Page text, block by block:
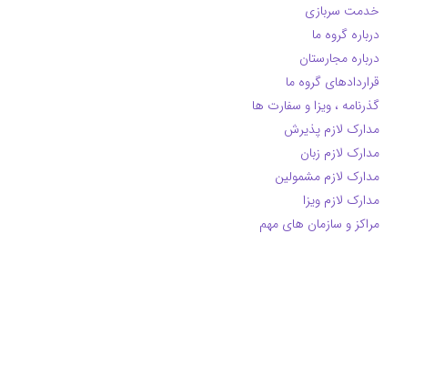
خدمت سربازی
درباره گروه ما
درباره مجارستان
قراردادهای گروه ما
گذرنامه ، ویزا و سفارت ها
مدارک لازم پذیرش
مدارک لازم زبان
مدارک لازم مشمولین
مدارک لازم ویزا
مراکز و سازمان های مهم